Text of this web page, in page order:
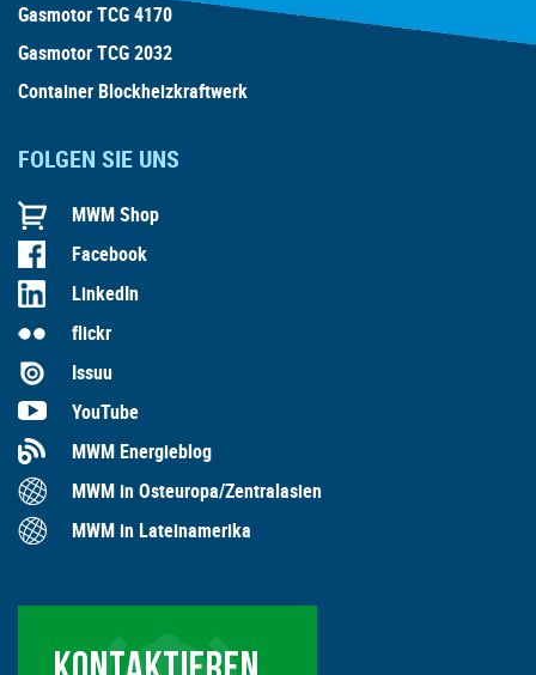
Gasmotor TCG 4170
Gasmotor TCG 2032
Container Blockheizkraftwerk
FOLGEN SIE UNS
MWM Shop
Facebook
LinkedIn
flickr
Issuu
YouTube
MWM Energieblog
MWM in Osteuropa/Zentralasien
MWM in Lateinamerika